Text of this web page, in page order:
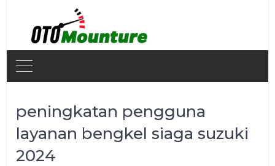
peningkatan pengguna
layanan bengkel siaga suzuki
2024